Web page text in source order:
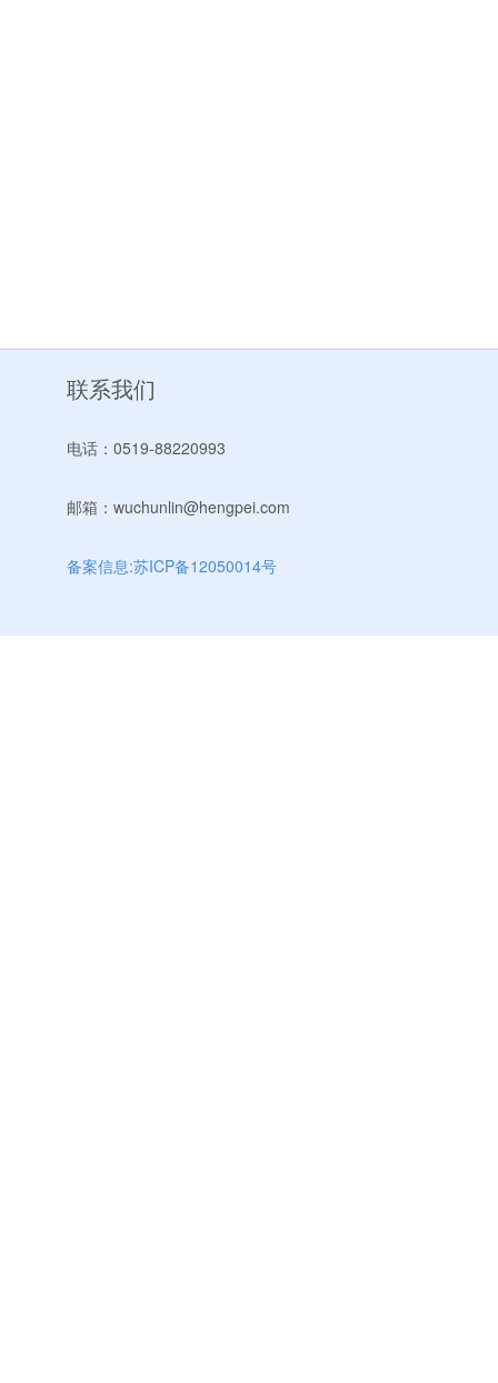
联系我们
电话：0519-88220993
邮箱：wuchunlin@hengpei.com
备案信息:苏ICP备12050014号